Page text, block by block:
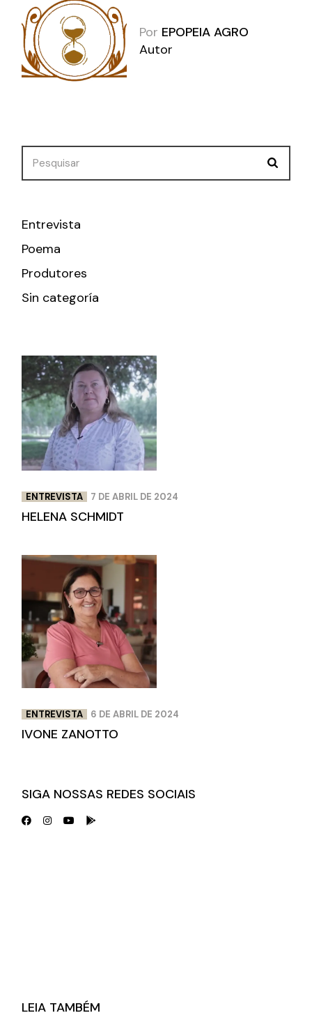
Por EPOPEIA AGRO
Autor
Search
Entrevista
Poema
Produtores
Sin categoría
ENTREVISTA 7 DE ABRIL DE 2024
HELENA SCHMIDT
ENTREVISTA 6 DE ABRIL DE 2024
IVONE ZANOTTO
SIGA NOSSAS REDES SOCIAIS
LEIA TAMBÉM